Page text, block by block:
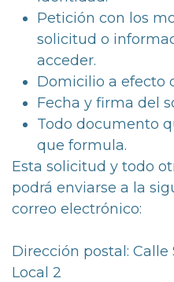
Petición con los
solicitud o
acceder.
Domicilio a efecto
Fecha y firma del
Todo documento
que formula.
Esta solicitud y todo
podrá enviarse a la
correo electrónico:
Dirección postal: Calle
Local 2